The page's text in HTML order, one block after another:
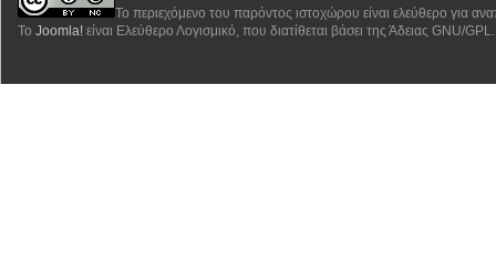
Το περιεχόμενο του παρόντος ιστοχώρου είναι ελεύθερο για
Το Joomla! είναι Ελεύθερο Λογισμικό, που διατίθεται βάσει της Άδειας GNU/